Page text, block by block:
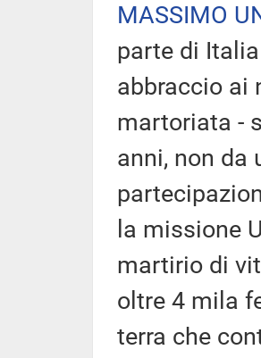
MASSIMO
parte di
abbraccio ai
martoriata -
anni, non da
la missione
martirio di
oltre 4 mila
terra che